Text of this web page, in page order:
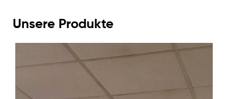
Unsere Produkte